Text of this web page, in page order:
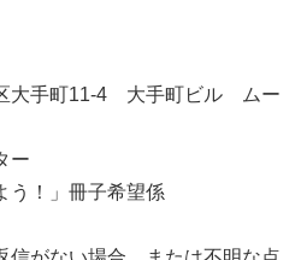
大手町11-4 大手町ビル ムー
ー
う！」冊子希望係